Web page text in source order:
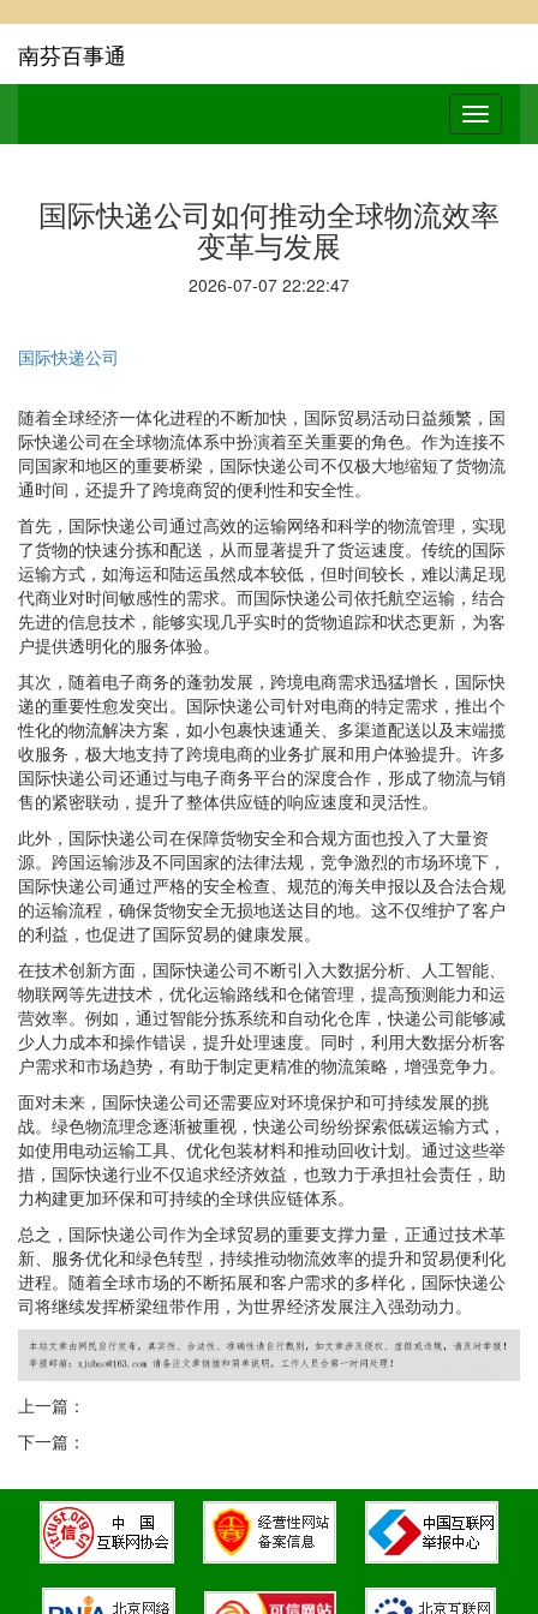
南芬百事通
国际快递公司如何推动全球物流效率
变革与发展
2026-07-07 22:22:47
国际快递公司
随着全球经济一体化进程的不断加快，国际贸易活动日益频繁，国
际快递公司在全球物流体系中扮演着至关重要的角色。作为连接不
同国家和地区的重要桥梁，国际快递公司不仅极大地缩短了货物流
通时间，还提升了跨境商贸的便利性和安全性。
首先，国际快递公司通过高效的运输网络和科学的物流管理，实现
了货物的快速分拣和配送，从而显著提升了货运速度。传统的国际
运输方式，如海运和陆运虽然成本较低，但时间较长，难以满足现
代商业对时间敏感性的需求。而国际快递公司依托航空运输，结合
先进的信息技术，能够实现几乎实时的货物追踪和状态更新，为客
户提供透明化的服务体验。
其次，随着电子商务的蓬勃发展，跨境电商需求迅猛增长，国际快
递的重要性愈发突出。国际快递公司针对电商的特定需求，推出个
性化的物流解决方案，如小包裹快速通关、多渠道配送以及末端揽
收服务，极大地支持了跨境电商的业务扩展和用户体验提升。许多
国际快递公司还通过与电子商务平台的深度合作，形成了物流与销
售的紧密联动，提升了整体供应链的响应速度和灵活性。
此外，国际快递公司在保障货物安全和合规方面也投入了大量资
源。跨国运输涉及不同国家的法律法规，竞争激烈的市场环境下，
国际快递公司通过严格的安全检查、规范的海关申报以及合法合规
的运输流程，确保货物安全无损地送达目的地。这不仅维护了客户
的利益，也促进了国际贸易的健康发展。
在技术创新方面，国际快递公司不断引入大数据分析、人工智能、
物联网等先进技术，优化运输路线和仓储管理，提高预测能力和运
营效率。例如，通过智能分拣系统和自动化仓库，快递公司能够减
少人力成本和操作错误，提升处理速度。同时，利用大数据分析客
户需求和市场趋势，有助于制定更精准的物流策略，增强竞争力。
面对未来，国际快递公司还需要应对环境保护和可持续发展的挑
战。绿色物流理念逐渐被重视，快递公司纷纷探索低碳运输方式，
如使用电动运输工具、优化包装材料和推动回收计划。通过这些举
措，国际快递行业不仅追求经济效益，也致力于承担社会责任，助
力构建更加环保和可持续的全球供应链体系。
总之，国际快递公司作为全球贸易的重要支撑力量，正通过技术革
新、服务优化和绿色转型，持续推动物流效率的提升和贸易便利化
进程。随着全球市场的不断拓展和客户需求的多样化，国际快递公
司将继续发挥桥梁纽带作用，为世界经济发展注入强劲动力。
上一篇：
下一篇：